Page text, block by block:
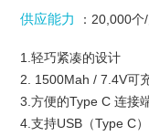
供应能力 ：20,000个/
1.轻巧紧凑的设计
2. 1500Mah / 7.4V可
3.方便的Type C 连接
4.支持USB（Type C